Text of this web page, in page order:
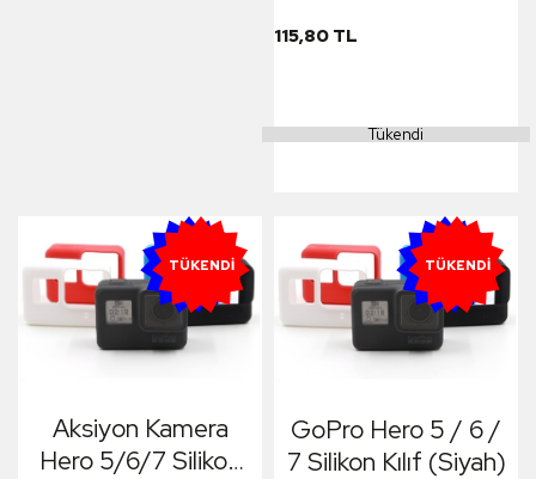
115,80 TL
Tükendi
YENI
TÜKENDI
Aksiyon Kamera
Hero 5/6/7 Silikon
YENI
TÜKENDI
GoPro Hero 5 / 6 /
7 Silikon Kılıf (Siyah)